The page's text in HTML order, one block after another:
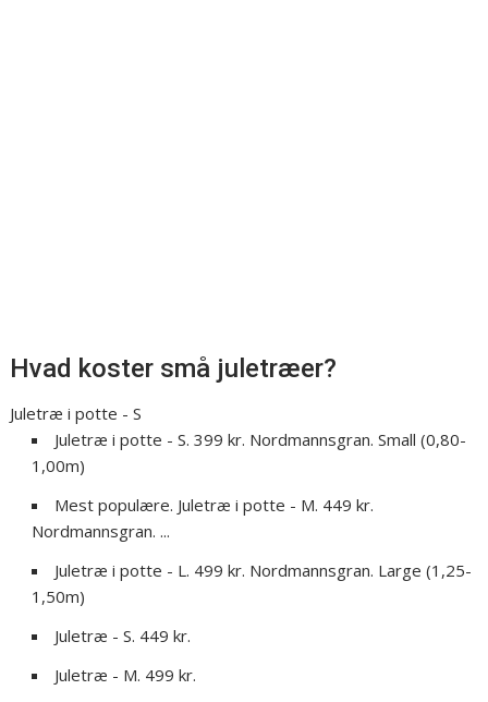
Hvad koster små juletræer?
Juletræ i potte - S
Juletræ i potte - S. 399 kr. Nordmannsgran. Small (0,80-
1,00m)
Mest populære. Juletræ i potte - M. 449 kr.
Nordmannsgran. ...
Juletræ i potte - L. 499 kr. Nordmannsgran. Large (1,25-
1,50m)
Juletræ - S. 449 kr.
Juletræ - M. 499 kr.